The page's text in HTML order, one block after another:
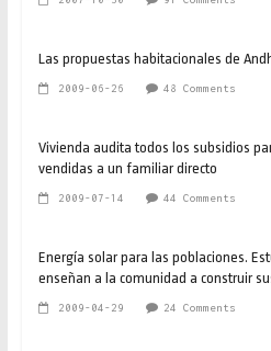
Las propuestas habitacionales de
2009-06-26 48 Comments
Vivienda audita todos los subsidios
vendidas a un familiar directo
2009-07-14 44 Comments
Energía solar para las poblaciones.
enseñan a la comunidad a construir
2009-04-29 24 Comments